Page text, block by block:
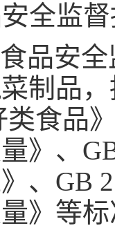
全监
品安
制品
食品
》、
、GB
》等